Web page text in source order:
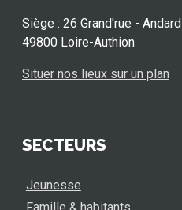
Siège : 26 Grand'rue - Andard
49800 Loire-Authion
Situer nos lieux sur un plan
SECTEURS
Jeunesse